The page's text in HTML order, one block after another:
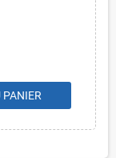
PANIER